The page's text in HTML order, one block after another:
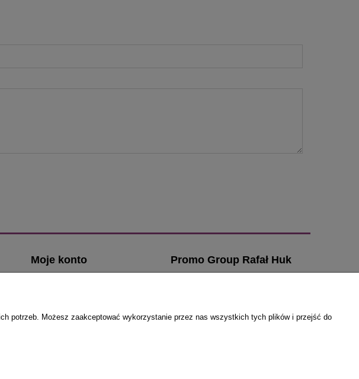
Moje konto
Przechowalnia
Promo Group Rafał Huk
zamowienia@klamki-
drzwiowe.com
potrzeb. Możesz zaakceptować wykorzystanie przez nas wszystkich tych plików i przejść do